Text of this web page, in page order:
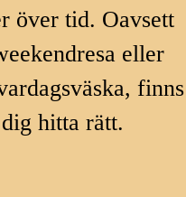
över tid. Oavsett
eller
finns
hitta rätt.